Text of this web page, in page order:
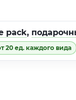
pack,
20 ед. каждого вида